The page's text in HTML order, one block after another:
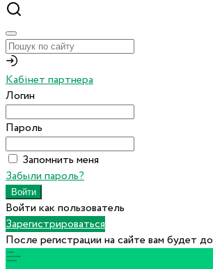
Кабінет партнера
Логин
Пароль
Запомнить меня
Забыли пароль?
Войти как пользователь
Зарегистрироваться
После регистрации на сайте вам будет